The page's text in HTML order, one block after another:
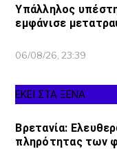
Υπάλληλος
εμφάνισε
06/08/26, 23:39
ΕΚΕΙ ΣΤΑ ΞΕΝΑ
Βρετανία:
πληρότητας των